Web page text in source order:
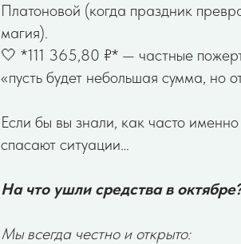
Платоновой (когда праздник
магия).
🤍 *111 365,80 ₽* — частные
«пусть будет небольшая сумма, но
Если бы вы знали, как часто
спасают ситуации…
На что ушли средства в
Мы всегда честно и открыто: